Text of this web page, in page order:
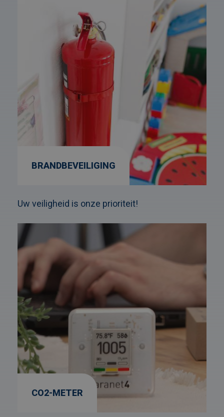
BRANDBEVEILIGING
Uw veiligheid is onze prioriteit!
Afbeelding
CO2-METER
link
naarCO2-
meter